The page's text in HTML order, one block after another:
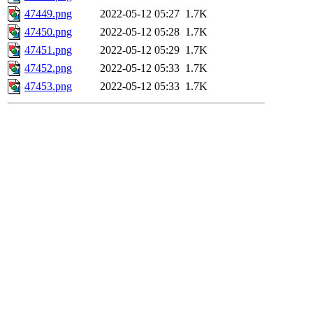
47449.png
2022-05-12 05:27 1.7K
47450.png
2022-05-12 05:28 1.7K
47451.png
2022-05-12 05:29 1.7K
47452.png
2022-05-12 05:33 1.7K
47453.png
2022-05-12 05:33 1.7K